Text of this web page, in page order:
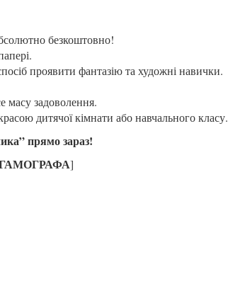
безкоштовно!
проявити фантазію та художні навички.
масу задоволення.
дитячої кімнати або навчального класу.
прямо зараз!
]